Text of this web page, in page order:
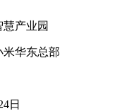
产业园
米华东总部
日